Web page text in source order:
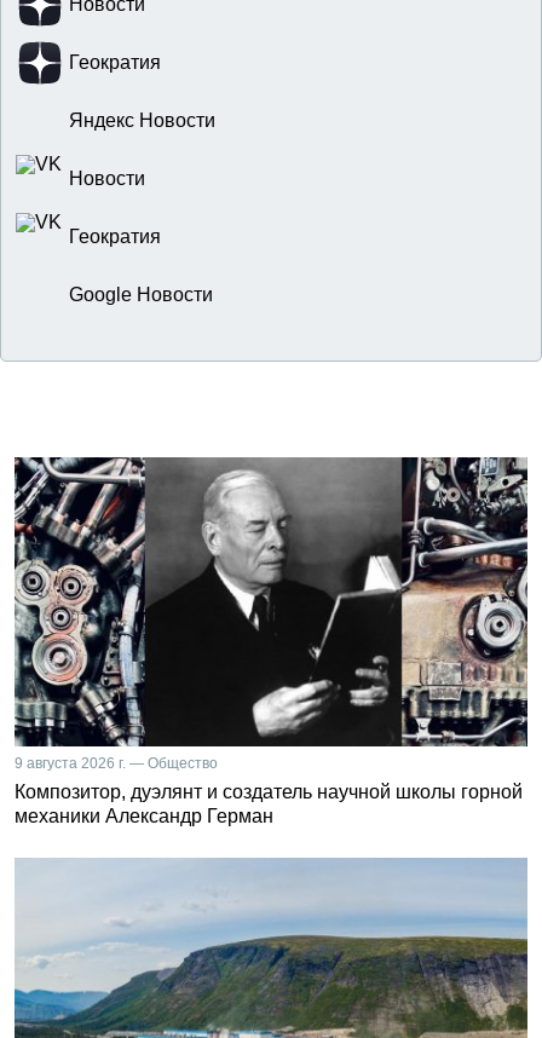
Новости
Геократия
Яндекс Новости
Новости
Геократия
Google Новости
9 августа 2026 г. — Общество
Композитор, дуэлянт и создатель научной школы горной
механики Александр Герман